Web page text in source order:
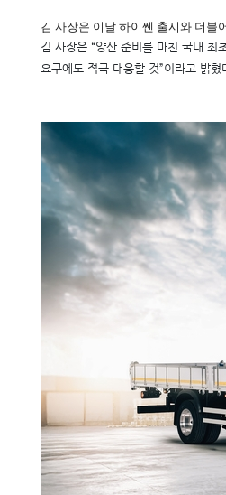
김 사장은 이날 하이쎈 출시와 더불
김 사장은 “양산 준비를 마친 국내 최
요구에도 적극 대응할 것”이라고 밝혔